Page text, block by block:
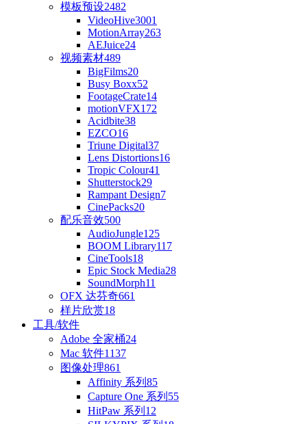
模板预设2482
VideoHive3001
MotionArray263
AEJuice24
视频素材489
BigFilms20
Busy Boxx52
FootageCrate14
motionVFX172
Acidbite38
EZCO16
Triune Digital37
Lens Distortions16
Tropic Colour41
Shutterstock29
Rampant Design7
CinePacks20
配乐音效500
AudioJungle125
BOOM Library117
CineTools18
Epic Stock Media28
SoundMorph11
OFX 达芬奇661
样片欣赏18
工具/软件
Adobe 全家桶24
Mac 软件1137
图像处理861
Affinity 系列 85
Capture One 系列 55
HitPaw 系列 12